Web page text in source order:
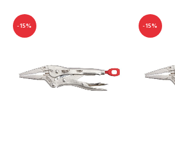
-15% -15%